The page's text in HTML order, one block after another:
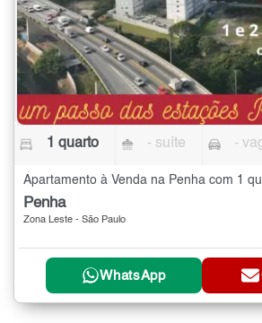
1 quarto - suíte -
Apartamento à Venda na Penha com 1
Penha
Zona Leste - São Paulo
WhatsApp